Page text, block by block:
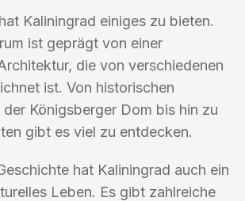
Kaliningrad einiges zu bieten.
ist geprägt von einer
die von verschiedenen
ist. Von historischen
Königsberger Dom bis hin zu
gibt es viel zu entdecken.
hat Kaliningrad auch ein
Leben. Es gibt zahlreiche